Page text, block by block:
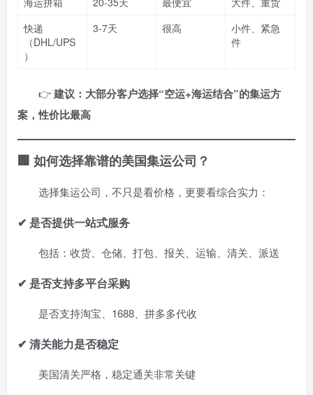
快递
（DHL/UPS
）
3-7天 很高
小件、紧急
件
👉建议：大部分客户选择“空运+海运结合”的集运方
案，性价比最高
🏢 如何选择靠谱的美国集运公司？
选择集运公司，不只是看价格，更要看综合实力：
✔ 是否提供一站式服务
包括：收货、仓储、打包、报关、运输、清关、派送
✔ 是否支持多平台采购
是否支持淘宝、1688、拼多多代收
✔ 清关能力是否稳定
美国清关严格，稳定通关非常关键